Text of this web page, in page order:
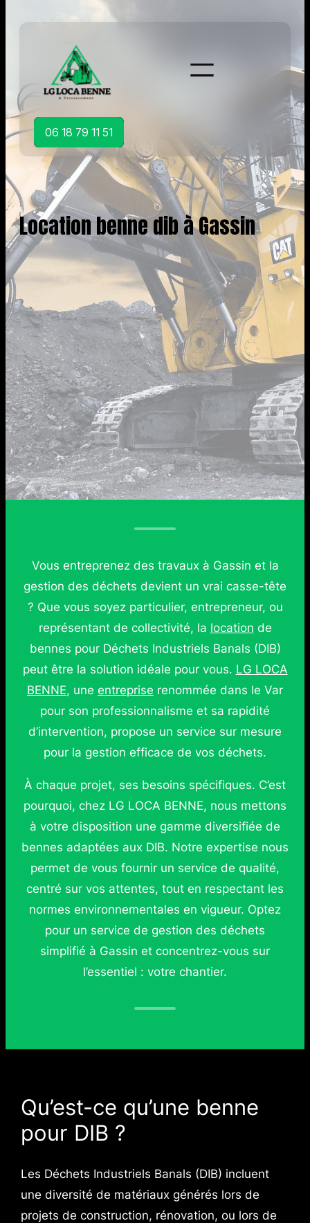
06 18 79 11 51
Location benne dib à Gassin
Vous entreprenez des travaux à Gassin et la
gestion des déchets devient un vrai casse-tête
? Que vous soyez particulier, entrepreneur, ou
représentant de collectivité, la location de
bennes pour Déchets Industriels Banals (DIB)
peut être la solution idéale pour vous. LG LOCA
BENNE, une entreprise renommée dans le Var
pour son professionnalisme et sa rapidité
d’intervention, propose un service sur mesure
pour la gestion efficace de vos déchets.
À chaque projet, ses besoins spécifiques. C’est
pourquoi, chez LG LOCA BENNE, nous mettons
à votre disposition une gamme diversifiée de
bennes adaptées aux DIB. Notre expertise nous
permet de vous fournir un service de qualité,
centré sur vos attentes, tout en respectant les
normes environnementales en vigueur. Optez
pour un service de gestion des déchets
simplifié à Gassin et concentrez-vous sur
l’essentiel : votre chantier.
Qu’est-ce qu’une benne
pour DIB ?
Les Déchets Industriels Banals (DIB) incluent
une diversité de matériaux générés lors de
projets de construction, rénovation, ou lors de